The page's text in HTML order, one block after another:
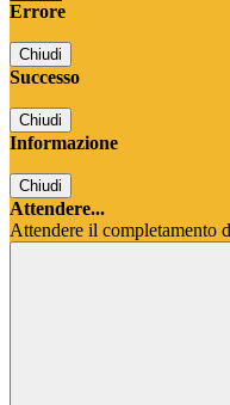
Errore
Chiudi
Successo
Chiudi
Informazione
Chiudi
Attendere...
Attendere il completamento